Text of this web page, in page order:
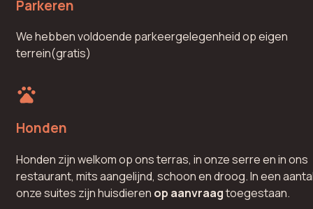
Parkeren
We hebben voldoende parkeergelegenheid op eigen
terrein(gratis)
Honden
Honden zijn welkom op ons terras, in onze serre en in ons
restaurant, mits aangelijnd, schoon en droog. In een
onze suites zijn huisdieren op aanvraagtoegestaan.